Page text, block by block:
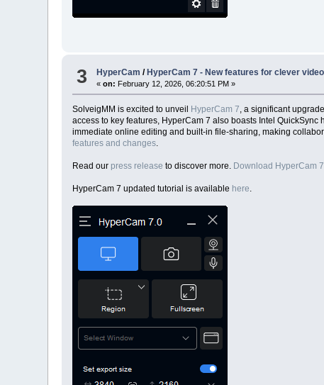
3 HyperCam / HyperCam 7 - New features for clever
«on: February 12, 2026, 06:20:51 PM »
SolveigMM is excited to unveil HyperCam 7, a significant
access to key features, HyperCam 7 also boasts Intel
immediate online editing and built-in file-sharing, making
features and changes.
Read our press release to discover more. Download HyperCam 7
HyperCam 7 updated tutorial is available here.